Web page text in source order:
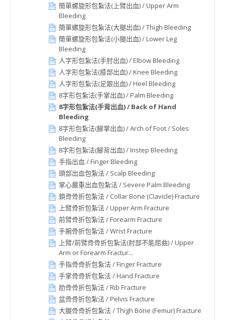
簡單螺旋形包紮法(上臂出血) / Upper Arm
Bleeding
簡單螺旋形包紮法(大腿出血) / Thigh Bleeding
簡單螺旋形包紮法(小腿出血) / Lower Leg
Bleeding
人字形包紮法(手肘出血) / Elbow Bleeding
人字形包紮法(膝部出血) / Knee Bleeding
人字形包紮法(足跟出血) / Heel Bleeding
8字形包紮法(手掌出血) / Palm Bleeding
8字形包紮法(手背出血) / Back of Hand
Bleeding
8字形包紮法(腳掌出血) / Arch of Foot / Soles
Bleeding
8字形包紮法(腳背出血) / Instep Bleeding
手指出血 / Finger Bleeding
頭部出血包紮法 / Scalp Bleeding
掌心嚴重出血包紮法 / Severe Palm Bleeding
鎖骨骨折包紮法 / Collar Bone (Clavicle) Fracture
上臂骨折包紮法 / Upper Arm Fracture
前臂骨折包紮法 / Forearm Fracture
手腕骨折包紮法 / Wrist Fracture
上臂/前臂骨骨折包紮法(肘部不能屈曲) / Upper
Arm or Forearm Fractur...
手指骨骨折包紮法 / Finger Fracture
手掌骨骨折包紮法 / Hand Fracture
肋骨骨折包紮法 / Rib Fracture
盆骨骨折包紮法 / Pelvis Fracture
大腿骨骨折包紮法 / Thigh Bone (Femur) Fracture